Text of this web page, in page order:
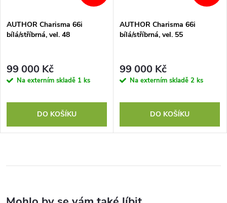
AUTHOR Charisma 66i
bílá/stříbrná, vel. 48
99 000 Kč
Na externím skladě 1 ks
DO KOŠÍKU
AUTHOR Charisma 66i
bílá/stříbrná, vel. 55
99 000 Kč
Na externím skladě 2 ks
DO KOŠÍKU